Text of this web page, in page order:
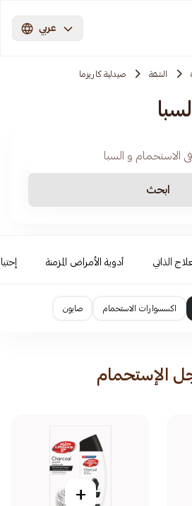
عربي
الشقة صيدلية كاريزما
ابحث
الذاتي أدوية الأمراض المزمنة
اكسسوارات الاستحمام صابون
الإستحمام
+